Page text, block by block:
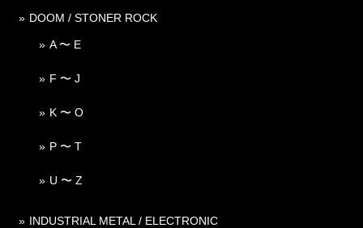
DOOM / STONER ROCK
A 〜 E
F 〜 J
K 〜 O
P 〜 T
U 〜 Z
INDUSTRIAL METAL / ELECTRONIC